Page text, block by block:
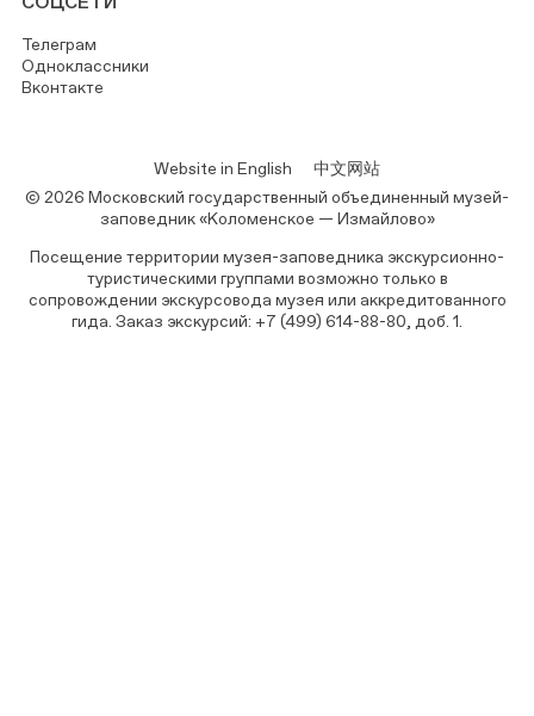
Телеграм
Одноклассники
Вконтакте
Website in English
中文网站
© 2026 Московский государственный объединенный музей-
заповедник «Коломенское — Измайлово»
Посещение территории музея-заповедника экскурсионно-
туристическими группами возможно только в
сопровождении экскурсовода музея или аккредитованного
гида. Заказ экскурсий: +7 (499) 614-88-80, доб. 1.